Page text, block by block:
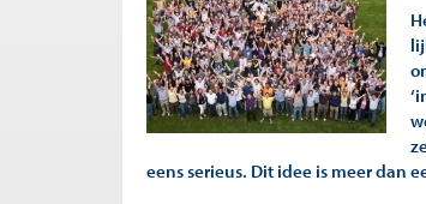
eens serieus. Dit idee is meer dan